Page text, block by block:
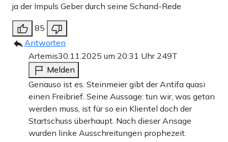
ja der Impuls Geber durch seine Schand-Rede
85
Antworten
Artemis30.11.2025 um 20:31 Uhr 249T
Melden
Genauso ist es. Steinmeier gibt der Antifa quasi
einen Freibrief. Seine Aussage: tun wir, was getan
werden muss, ist für so ein Klientel doch der
Startschuss überhaupt. Nach dieser Ansage
wurden linke Ausschreitungen prophezeit.